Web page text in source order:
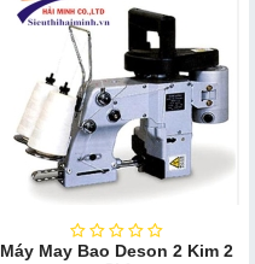
Máy May Bao Deson 2 Kim 2